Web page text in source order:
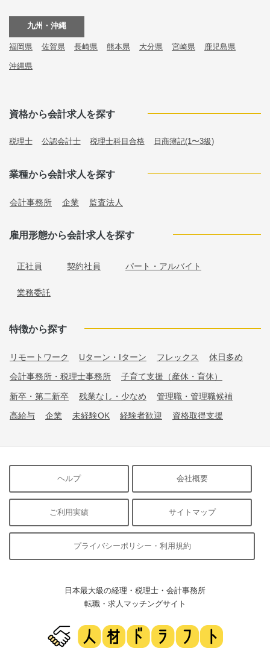
九州・沖縄
福岡県 佐賀県 長崎県 熊本県 大分県 宮崎県 鹿児島県
沖縄県
資格から会計求人を探す
税理士 公認会計士 税理士科目合格 日商簿記(1〜3級)
業種から会計求人を探す
会計事務所 企業 監査法人
雇用形態から会計求人を探す
正社員 契約社員 パート・アルバイト
業務委託
特徴から探す
リモートワーク Uターン・Iターン フレックス 休日多め
会計事務所・税理士事務所 子育て支援（産休・育休）
新卒・第二新卒 残業なし・少なめ 管理職・管理職候補
高給与 企業 未経験OK 経験者歓迎 資格取得支援
ヘルプ 会社概要
ご利用実績 サイトマップ
プライバシーポリシー・利用規約
日本最大級の経理・税理士・会計事務所
転職・求人マッチングサイト